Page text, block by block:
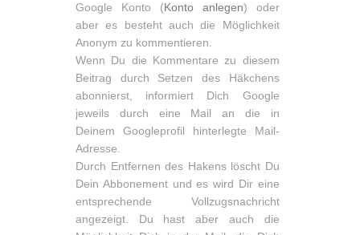
Google Konto (Konto anlegen) oder
aber es besteht auch die Möglichkeit
Anonym zu kommentieren.
Wenn Du die Kommentare zu diesem
Beitrag durch Setzen des Häkchens
abonnierst, informiert Dich Google
jeweils durch eine Mail an die in
Deinem Googleprofil hinterlegte Mail-
Adresse.
Durch Entfernen des Hakens löscht Du
Dein Abbonement und es wird Dir eine
entsprechende Vollzugsnachricht
angezeigt. Du hast aber auch die